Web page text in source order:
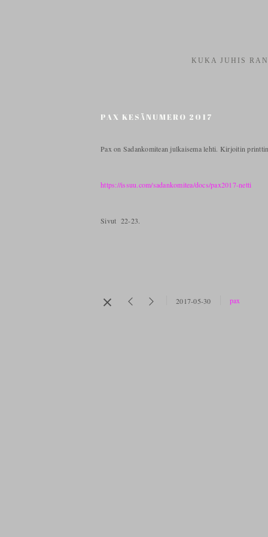
KUKA JUHIS
PAX KESÄNUMERO 2017
Pax on Sadankomitean julkaisema lehti. Kirjoitin
https://issuu.com/sadankomitea/docs/pax2017-netti
Sivut 22-23.
2017-05-30 pax